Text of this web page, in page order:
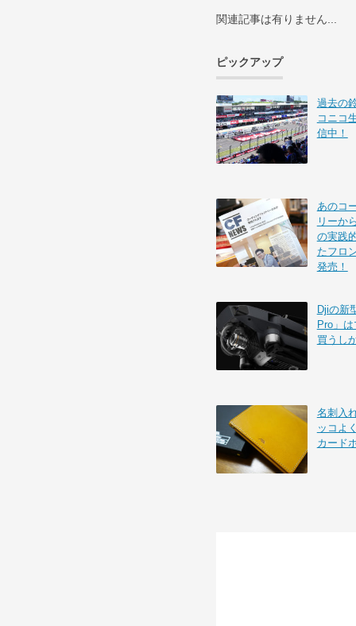
関連記事は有りません...
ピックアップ
過去の
コニコ
信中！
あのコ
リーか
の実践
たフロ
発売！
Djiの新
Pro」
買うし
名刺入
ッコよ
カード